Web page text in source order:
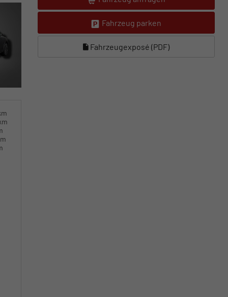
Fahrzeug parken
Fahrzeugexposé (PDF)